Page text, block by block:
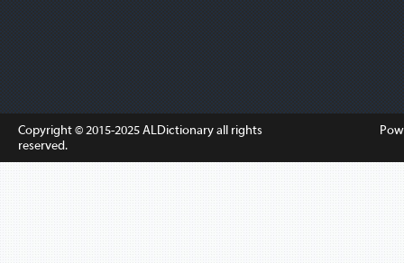
Copyright © 2015-2025ALDictionaryall rights
reserved.